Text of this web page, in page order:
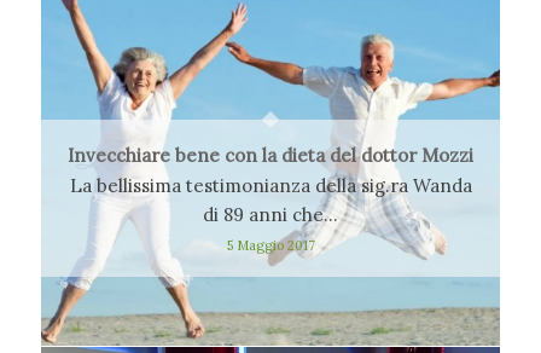
Invecchiare bene con la dieta del dottor Mozzi
La bellissima testimonianza della sig.ra Wanda
di 89 anni che…
5 Maggio 2017